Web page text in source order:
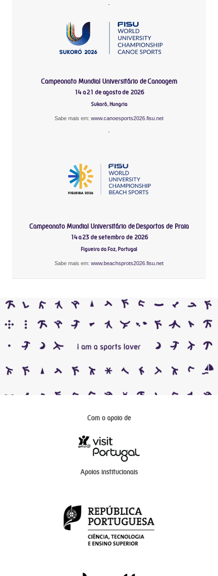
-
Campeonato Mundial Universitário de Canoagem
14 a 21 de agosto de 2026
Sukoró, Hungria
Sabe mais em: www.canoesports2026.fisu.net
-
Campeonato Mundial Universitário de Desportos de Praia
14 a 23 de setembro de 2026
Figueira da Foz, Portugal
Sabe mais em: www.beachsprots2026.fisu.net
Com o apoio de
Apoios institucionais